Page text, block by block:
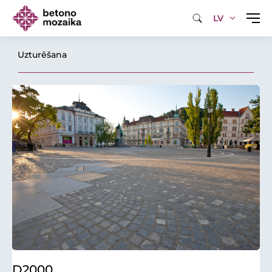
LV
Uzturēšana